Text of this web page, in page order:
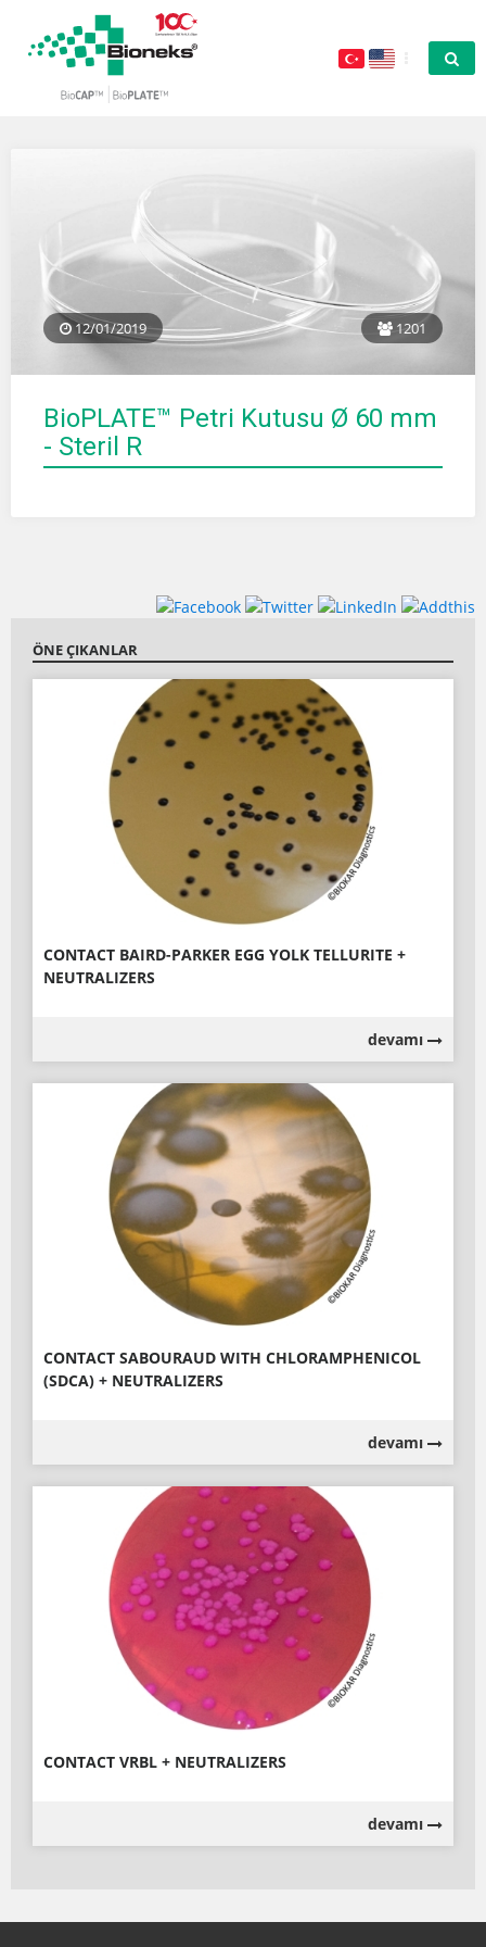
12/01/2019 1201
BioPLATE™ Petri Kutusu Ø 60 mm
- Steril R
ÖNE ÇIKANLAR
CONTACT BAIRD-PARKER EGG YOLK TELLURITE +
NEUTRALIZERS
devamı
CONTACT SABOURAUD WITH CHLORAMPHENICOL
(SDCA) + NEUTRALIZERS
devamı
CONTACT VRBL + NEUTRALIZERS
devamı